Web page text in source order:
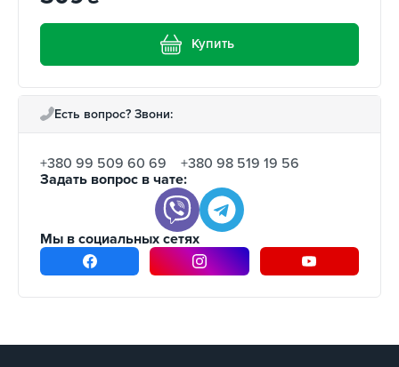
Купить
Есть вопрос? Звони:
+380 99 509 60 69
+380 98 519 19 56
Задать вопрос в чате:
Мы в социальных сетях